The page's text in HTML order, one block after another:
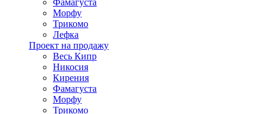
Фамагуста
Морфу
Трикомо
Лефка
Проект на продажу
Весь Кипр
Никосия
Кирения
Фамагуста
Морфу
Трикомо